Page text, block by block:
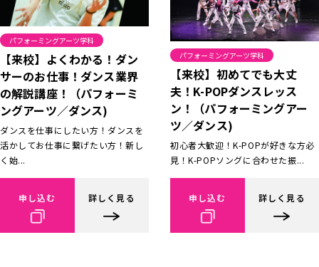
パフォーミングアーツ学科
【来校】よくわかる！ダン
サーのお仕事！ダンス業界
の解説講座！（パフォーミ
ングアーツ／ダンス)
ダンスを仕事にしたい方！ダンスを
活かしてお仕事に繋げたい方！新し
く始...
申し込む 詳しく見る
パフォーミングアーツ学科
【来校】初めてでも大丈
夫！K-POPダンスレッス
ン！（パフォーミングアー
ツ／ダンス)
初心者大歓迎！K-POPが好きな方必
見！K-POPソングに合わせた振...
申し込む 詳しく見る